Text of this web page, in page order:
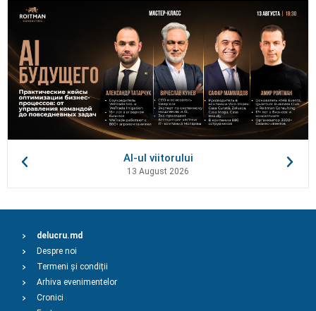
AI-ul viitorului
13 August 2026
delucru.md
Despre noi
Termeni și condiții
Arhiva evenimentelor
Cronici